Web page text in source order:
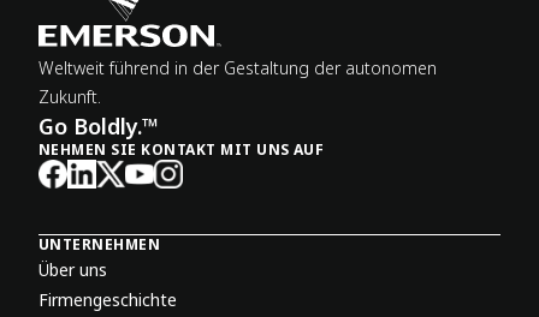
Weltweit führend in der Gestaltung der autonomen
Zukunft.
Go Boldly.™
NEHMEN SIE KONTAKT MIT UNS AUF
UNTERNEHMEN
Über uns
Firmengeschichte